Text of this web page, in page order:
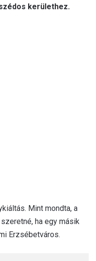
kerülethez.
Mint mondta, a
ha egy másik
Erzsébetváros.